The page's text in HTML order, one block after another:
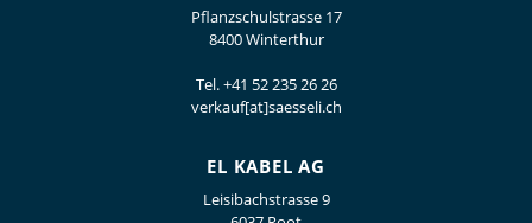
Pflanzschulstrasse 17
8400 Winterthur
Tel.+41 52 235 26 26
verkauf[at]saesseli.ch
EL KABEL AG
Leisibachstrasse 9